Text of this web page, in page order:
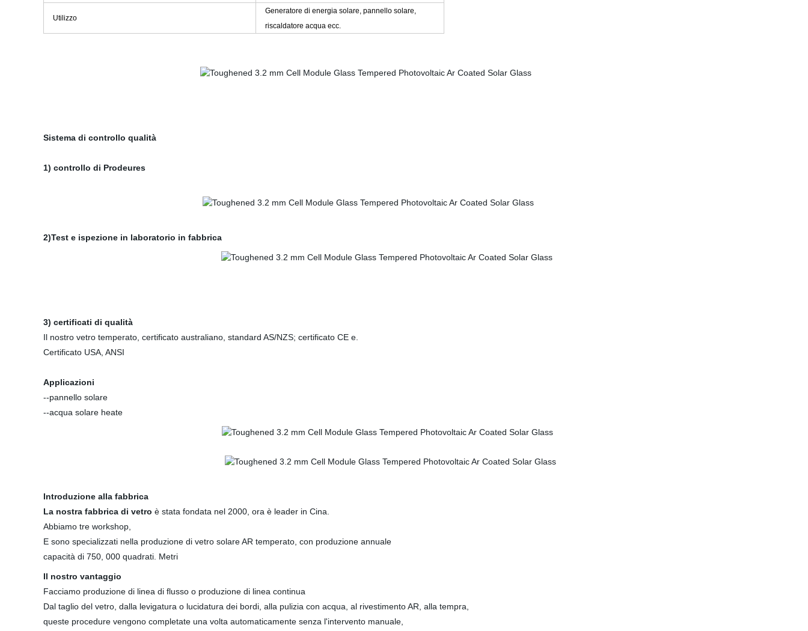
Utilizzo
Generatore di energia solare, pannello solare,
riscaldatore acqua ecc.
Sistema di controllo qualità
1) controllo di Prodeures
2)Test e ispezione in laboratorio in fabbrica
3) certificati di qualità
Il nostro vetro temperato, certificato australiano, standard AS/NZS; certificato CE e.
Certificato USA, ANSI
Applicazioni
--pannello solare
--acqua solare heate
Introduzione alla fabbrica
La nostra fabbrica di vetro è stata fondata nel 2000, ora è leader in Cina.
Abbiamo tre workshop,
E sono specializzati nella produzione di vetro solare AR temperato, con produzione annuale
capacità di 750, 000 quadrati. Metri
Il nostro vantaggio
Facciamo produzione di linea di flusso o produzione di linea continua
Dal taglio del vetro, dalla levigatura o lucidatura dei bordi, alla pulizia con acqua, al rivestimento AR, alla tempra,
queste procedure vengono completate una volta automaticamente senza l'intervento manuale,